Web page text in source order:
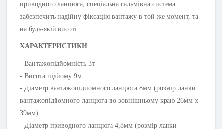
приводного ланцюга, спеціальна гальмівна система
забезпечить надійну фіксацію вантажу в той же момент, та
на будь-якій висоті.
ХАРАКТЕРИСТИКИ:
- Вантажопідйомність 3т
- Висота підйому 9м
- Діаметр вантажопідйомного ланцюга 8мм (розмір ланки
вантажопідйомного ланцюга по зовнішньому краю 26мм х
39мм)
- Діаметр приводного ланцюга 4,8мм (розмір ланки